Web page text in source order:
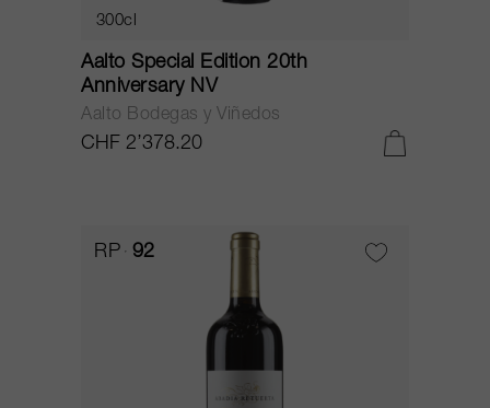
300cl
Aalto Special Edition 20th
Anniversary NV
Aalto Bodegas y Viñedos
CHF 2’378.20
RP 92